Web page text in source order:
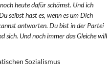
heute dafür schämst. Und ich
selbst hast es, wenn es um Dich
antworten. Du bist in der Partei
sich. Und noch immer das Gleiche will
Sozialismus